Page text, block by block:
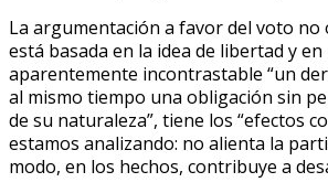
La argumentación a favor del voto
está basada en la idea de libertad y
aparentemente incontrastable “un
al mismo tiempo una obligación sin
de su naturaleza”, tiene los “efectos
estamos analizando: no alienta la
modo, en los hechos, contribuye a